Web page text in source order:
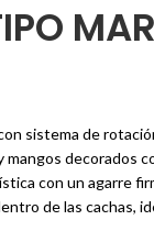
sistema de
mangos decorados
con un agarre
de las cachas,